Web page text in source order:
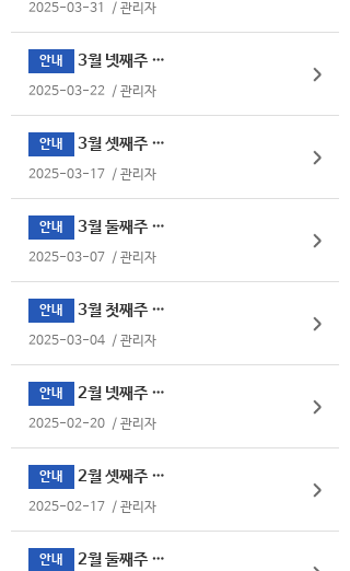
2025-03-31 / 관리자
안내 3월 넷째주 식단표
2025-03-22 / 관리자
안내 3월 셋째주 식단표
2025-03-17 / 관리자
안내 3월 둘째주 식단표
2025-03-07 / 관리자
안내 3월 첫째주 식단표
2025-03-04 / 관리자
안내 2월 넷째주 식단표
2025-02-20 / 관리자
안내 2월 셋째주 식단표
2025-02-17 / 관리자
안내 2월 둘째주 식단표